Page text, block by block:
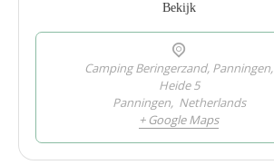
Bekijk
Camping Beringerzand, Panningen,
Heide 5
Panningen, Netherlands
+ Google Maps